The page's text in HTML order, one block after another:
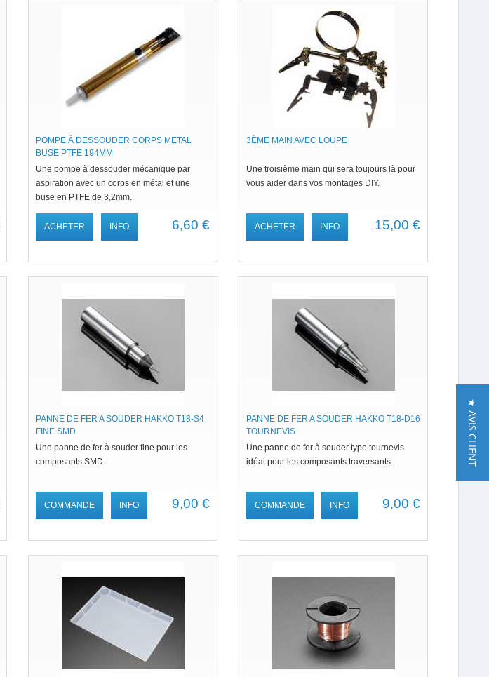
POMPE À DESSOUDER CORPS METAL
BUSE PTFE 194MM
Une pompe à dessouder mécanique par
aspiration avec un corps en métal et une
buse en PTFE de 3,2mm.
6,60 €
ACHETER INFO
3ÈME MAIN AVEC LOUPE
Une troisième main qui sera toujours là pour
vous aider dans vos montages DIY.
15,00 €
ACHETER INFO
PANNE DE FER A SOUDER HAKKO T18-S4
FINE SMD
Une panne de fer à souder fine pour les
composants SMD
9,00 €
COMMANDE INFO
PANNE DE FER A SOUDER HAKKO T18-D16
TOURNEVIS
Une panne de fer à souder type tournevis
idéal pour les composants traversants.
9,00 €
COMMANDE INFO
★ AVIS CLIENT